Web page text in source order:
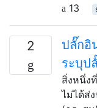
13
2
ปลั๊กอิ
ระบุป
สิ่งหนึ่ง
ไม่ได้ส่